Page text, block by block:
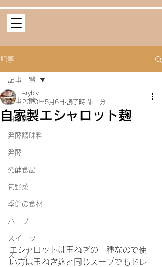
記事
記事一覧
自家製
発酵調味料
発酵
発酵食品
旬野菜
季節の食材
ハーブ
スイーツ
スープ
記事一覧
自家製エシャロット麹
eryblv
2020年5月6日 読了時間: 1分
エシャロットは玉ねぎの一種なので使
い方は玉ねぎ麹と同じスープでもドレ